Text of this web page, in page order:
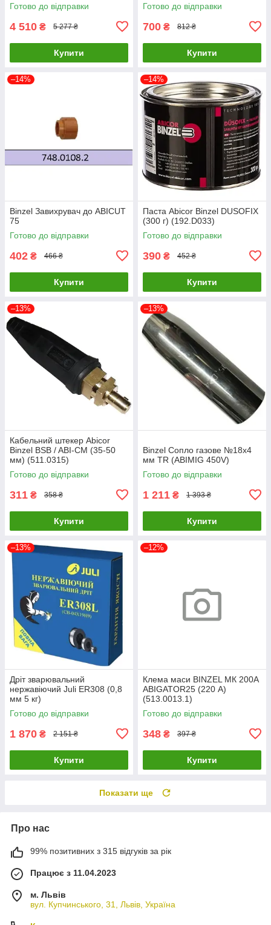
Готово до відправки
4 510 ₴ 5 277 ₴
Купити
Готово до відправки
700 ₴ 812 ₴
Купити
–14%
Binzel Завихрувач до ABIСUT
75
Готово до відправки
402 ₴ 466 ₴
Купити
–14%
Паста Abicor Binzel DUSOFIX
(300 г) (192.D033)
Готово до відправки
390 ₴ 452 ₴
Купити
–13%
Кабельний штекер Abicor
Binzel BSB / ABI-CM (35-50
мм) (511.0315)
Готово до відправки
311 ₴ 358 ₴
Купити
–13%
Binzel Сопло газове №18x4
мм TR (ABIMIG 450V)
Готово до відправки
1 211 ₴ 1 393 ₴
Купити
–13%
Дріт зварювальний
нержавіючий Juli ER308 (0,8
мм 5 кг)
Готово до відправки
1 870 ₴ 2 151 ₴
Купити
–12%
Клема маси BINZEL МК 200А
ABIGATOR25 (220 А)
(513.0013.1)
Готово до відправки
348 ₴ 397 ₴
Купити
Показати ще
Про нас
99% позитивних з 315 відгуків за рік
Працює з 11.04.2023
м. Львів
вул. Купчинського, 31, Львів, Україна